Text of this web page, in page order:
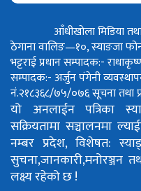
आँधीखोला मिडिया
ठेगाना वालिङ—१०, स्याङजा
भट्टराईप्रधान सम्पादक:-
सम्पादक:- अर्जुन पंगेनी
नं.२१८३६८/७५/०७६सूचना तथा
यो अनलाईन पत्रिका
सक्रियतामा सञ्चालनमा
नम्बर प्रदेश, विशेषत:
सुचना,जानकारी,मनोरञ्जन
लक्ष्य रहेको छ !